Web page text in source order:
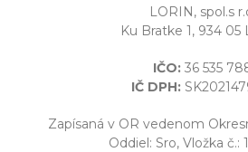
LORIN, spol.s
Ku Bratke 1, 934 05
IČO: 36 535
IČ DPH:
Zapísaná v OR vedenom
Oddiel: Sro, Vložka č.: